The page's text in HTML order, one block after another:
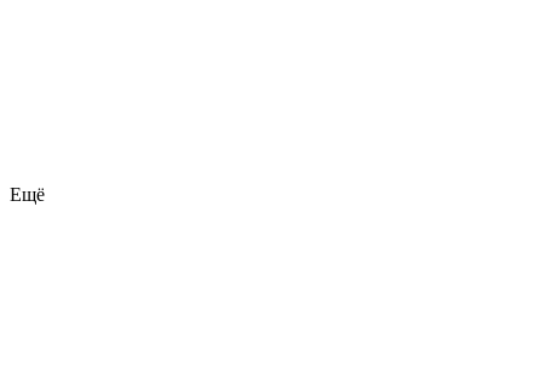
Ещё